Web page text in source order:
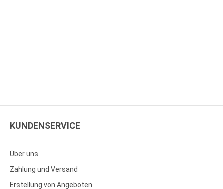
KUNDENSERVICE
Über uns
Zahlung und Versand
Erstellung von Angeboten